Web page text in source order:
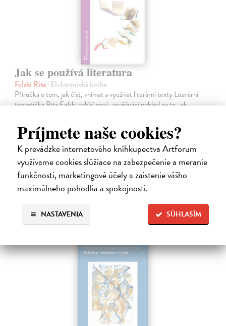
Príjmete naše cookies?
K prevádzke internetového kníhkupectva Artforum
využívame cookies slúžiace na zabezpečenie a meranie
funkčnosti, marketingové účely a zaistenie vášho
maximálneho pohodlia a spokojnosti.
SÚHLASÍM
NASTAVENIA
Jak se používá literatura
Felski Rita| Elektronická kniha
Příručka o tom, jak číst, vnímat a využívat literární texty Literární
teoretička Rita Felski nabízí nový, osvěžující pohled na to, jak
nezastupitelnou…
Na stiahnutie akoPDF
11,09 €